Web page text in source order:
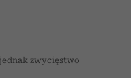
zwycięstwo